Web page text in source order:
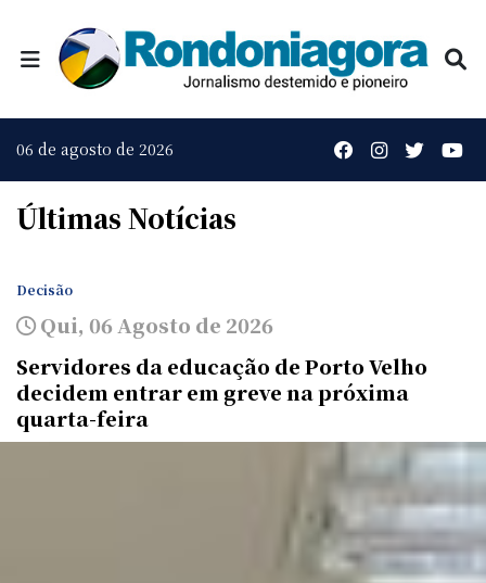
06 de agosto de 2026
Últimas Notícias
Decisão
Qui, 06 Agosto de 2026
Servidores da educação de Porto Velho
decidem entrar em greve na próxima
quarta-feira